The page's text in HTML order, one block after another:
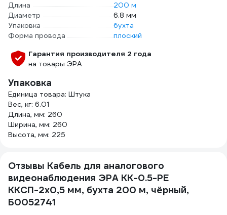
Длина
200 м
Диаметр
6.8 мм
Упаковка
бухта
Форма провода
плоский
Гарантия производителя 2 года
на товары ЭРА
Упаковка
Единица товара: Штука
Вес, кг: 6.01
Длина, мм: 260
Ширина, мм: 260
Высота, мм: 225
Отзывы Кабель для аналогового
видеонаблюдения ЭРА KK-0.5-PE
ККСП-2x0,5 мм, бухта 200 м, чёрный,
Б0052741